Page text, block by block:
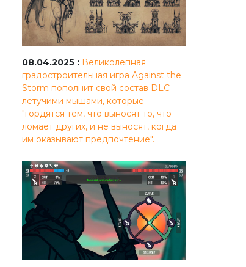
08.04.2025 : Великолепная
градостроительная игра Against the
Storm пополнит свой состав DLC
летучими мышами, которые
"гордятся тем, что выносят то, что
ломает других, и не выносят, когда
им оказывают предпочтение".